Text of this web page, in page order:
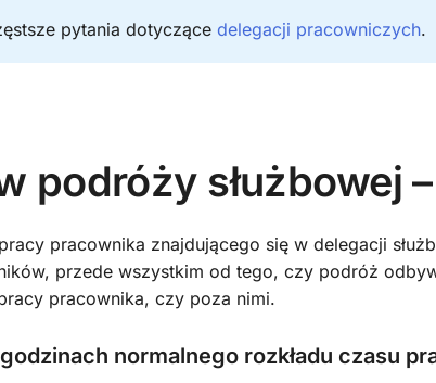
pytania dotyczące delegacji pracowniczych.
podróży służbowej
pracownika znajdującego się w delegacji
przede wszystkim od tego, czy podróż
pracownika, czy poza nimi.
normalnego rozkładu czasu